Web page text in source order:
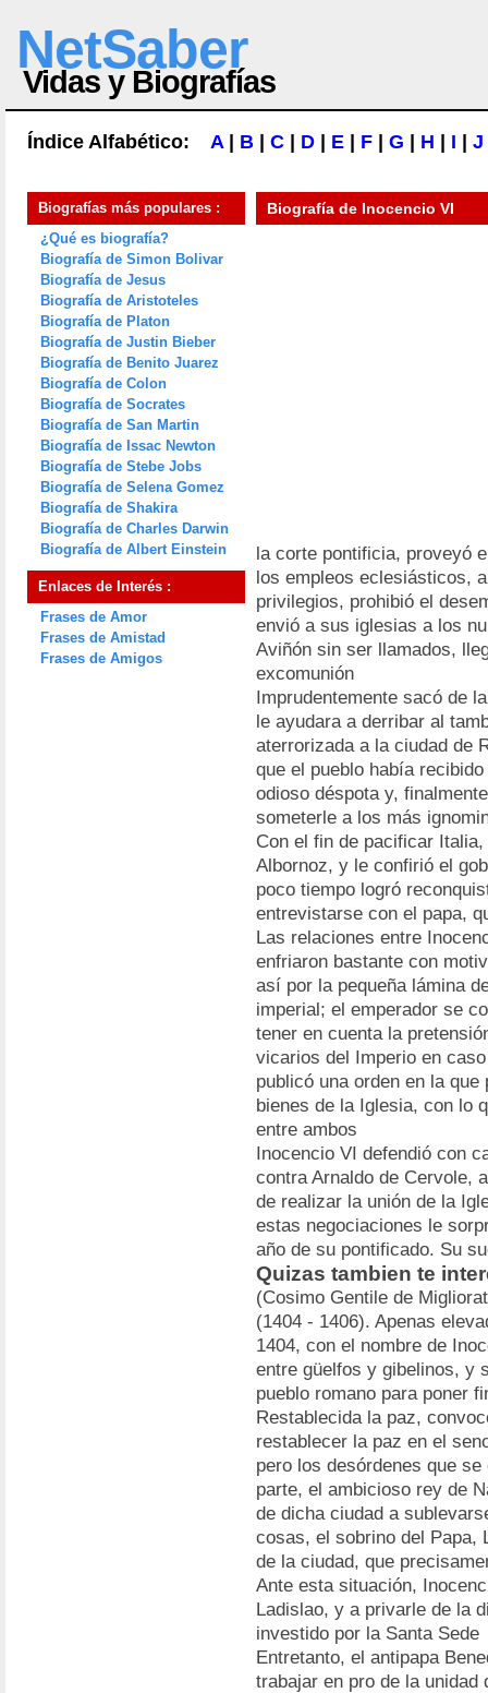
NetSaber
Vidas y Biografías
Índice Alfabético: A| B C D E F G H I J
Biografías más populares :
¿Qué es biografía?
Biografía de Simon Bolivar
Biografía de Jesus
Biografía de Aristoteles
Biografía de Platon
Biografía de Justin Bieber
Biografía de Benito Juarez
Biografía de Colon
Biografía de Socrates
Biografía de San Martin
Biografía de Issac Newton
Biografía de Stebe Jobs
Biografía de Selena Gomez
Biografía de Shakira
Biografía de Charles Darwin
Biografía de Albert Einstein
Enlaces de Interés :
Frases de Amor
Frases de Amistad
Frases de Amigos
Biografía de Inocencio VI
la corte pontificia, proveyó
los empleos eclesiásticos,
privilegios, prohibió el
envió a sus iglesias a los
Aviñón sin ser llamados,
excomunión
Imprudentemente sacó de
le ayudara a derribar al
aterrorizada a la ciudad de
que el pueblo había
odioso déspota y,
someterle a los más
Con el fin de pacificar
Albornoz, y le confirió el
poco tiempo logró
entrevistarse con el papa,
Las relaciones entre
enfriaron bastante con
así por la pequeña lámina
imperial; el emperador se
tener en cuenta la
vicarios del Imperio en
publicó una orden en la
bienes de la Iglesia, con lo
entre ambos
Inocencio VI defendió con
contra Arnaldo de Cervole,
de realizar la unión de la
estas negociaciones le
año de su pontificado. Su
Quizas tambien te
(Cosimo Gentile de
(1404 - 1406). Apenas
1404, con el nombre de
entre güelfos y gibelinos, y
pueblo romano para poner
Restablecida la paz,
restablecer la paz en el
pero los desórdenes que
parte, el ambicioso rey de
de dicha ciudad a
cosas, el sobrino del Papa,
de la ciudad, que
Ante esta situación,
Ladislao, y a privarle de la
investido por la Santa Sede
Entretanto, el antipapa
trabajar en pro de la